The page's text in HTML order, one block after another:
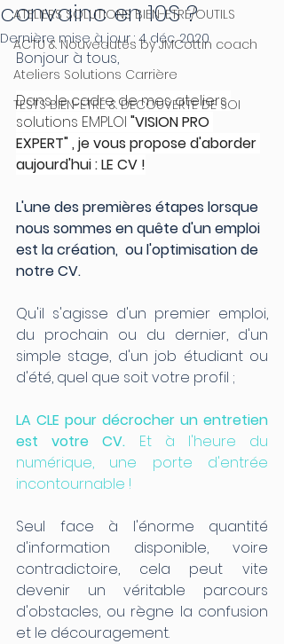
ATELIERS SOLUTIONS BIEN-ETRE/OUTILS
ACTU & Nouveautés by JMCottin coach
Ateliers Solutions Carrière
TESTS BIEN-ETRE & DECOUVERTE DE SOI
convainc en 10S ?
Dernière mise à jour :4 déc. 2020
Bonjour à tous,
Dans le cadre de mes ateliers
solutions EMPLOI "VISION PRO
EXPERT" , je vous propose d'aborder
aujourd'hui : LE CV !
L'une des premières étapes lorsque
nous sommes en quête d'un emploi
est la création,  ou l'optimisation de
notre CV.
Qu'il s'agisse d'un premier emploi,
du prochain ou du dernier, d'un
simple stage, d'un job étudiant ou
d'été, quel que soit votre profil ;
LA CLE pour décrocher un entretien
est votre CV. Et à l'heure du
numérique, une porte d'entrée
incontournable !
Seul face à l'énorme quantité
d'information disponible, voire
contradictoire, cela peut vite
devenir un véritable parcours
d'obstacles, ou règne la confusion
et le découragement.